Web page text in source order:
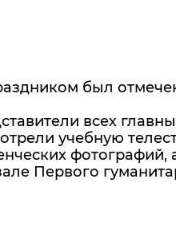
был
всех
учебную
фотографий,
Первого